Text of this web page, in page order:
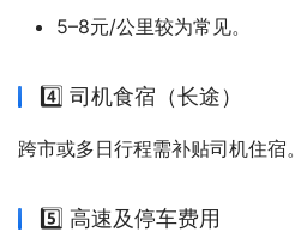
5–8元/公里较为常见。
4️⃣ 司机食宿（长途）
跨市或多日行程需补贴司机住宿。
5️⃣ 高速及停车费用